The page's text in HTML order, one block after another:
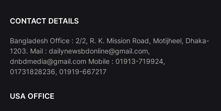
CONTACT DETAILS
Bangladesh Office : 2/2, R. K. Mission Road, Motijheel, Dhaka-
1203. Mail : dailynewsbdonline@gmail.com,
dnbdmedia@gmail.com Mobile : 01913-719924,
01731828236, 01919-667217
USA OFFICE